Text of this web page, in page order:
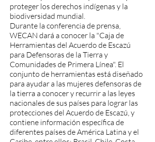
proteger los derechos indígenas y la
biodiversidad mundial.
Durante la conferencia de prensa,
WECAN dará a conocer la "Caja de
Herramientas del Acuerdo de Escazú
para Defensoras de la Tierra y
Comunidades de Primera Línea". El
conjunto de herramientas está diseñado
para ayudar a las mujeres defensoras de
la tierra a conocer y recurrir a las leyes
nacionales de sus países para lograr las
protecciones del Acuerdo de Escazú, y
contiene información específica de
diferentes países de América Latina y el